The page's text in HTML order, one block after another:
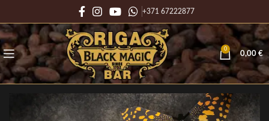
+371 67222877
0
0,00 €